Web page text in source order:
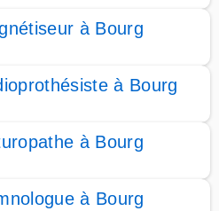
à Bourg
à Bourg
à Bourg
à Bourg